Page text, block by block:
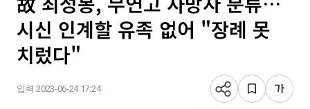
시신 인계할 유족 없어 "장례 못
치렀다"
입력 2023-06-24 17:24